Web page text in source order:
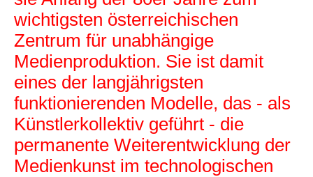
wichtigsten österreichischen
Zentrum für unabhängige
Medienproduktion. Sie ist damit
eines der langjährigsten
funktionierenden Modelle, das - als
Künstlerkollektiv geführt - die
permanente Weiterentwicklung der
Medienkunst im technologischen